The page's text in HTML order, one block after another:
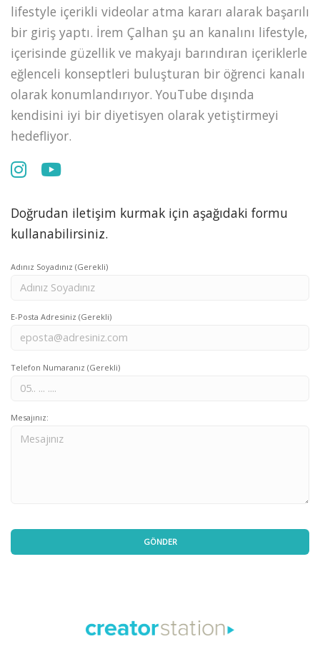
lifestyle içerikli videolar atma kararı alarak başarılı
bir giriş yaptı. İrem Çalhan şu an kanalını lifestyle,
içerisinde güzellik ve makyajı barındıran içeriklerle
eğlenceli konseptleri buluşturan bir öğrenci kanalı
olarak konumlandırıyor. YouTube dışında
kendisini iyi bir diyetisyen olarak yetiştirmeyi
hedefliyor.
Doğrudan iletişim kurmak için aşağıdaki formu
kullanabilirsiniz.
Adınız Soyadınız (Gerekli)
E-Posta Adresiniz (Gerekli)
Telefon Numaranız (Gerekli)
Mesajınız: